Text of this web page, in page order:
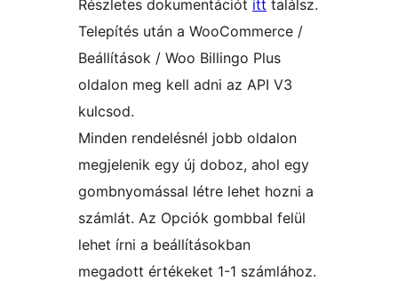
Részletes dokumentációt itt találsz.
Telepítés után a WooCommerce /
Beállítások / Woo Billingo Plus
oldalon meg kell adni az API V3
kulcsod.
Minden rendelésnél jobb oldalon
megjelenik egy új doboz, ahol egy
gombnyomással létre lehet hozni a
számlát. Az Opciók gombbal felül
lehet írni a beállításokban
megadott értékeket 1-1 számlához.